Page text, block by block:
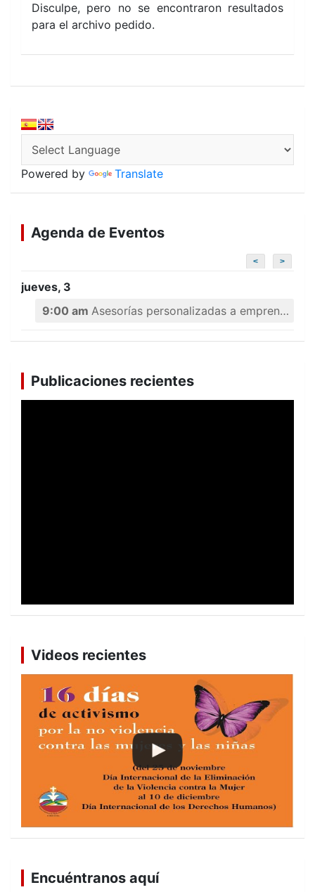
Disculpe, pero no se encontraron resultados
para el archivo pedido.
Powered by Translate
Agenda de Eventos
< >
jueves, 3
9:00 am Asesorías personalizadas a emprendedores
Publicaciones recientes
Videos recientes
Encuéntranos aquí